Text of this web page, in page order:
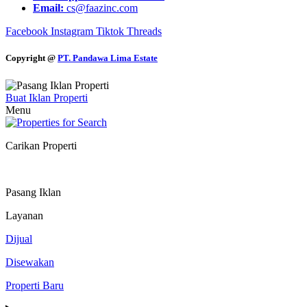
Email: cs@faazinc.com
Facebook Instagram Tiktok Threads
Copyright @ PT. Pandawa Lima Estate
Buat Iklan Properti
Menu
Carikan Properti
Pasang Iklan
Layanan
Dijual
Disewakan
Properti Baru